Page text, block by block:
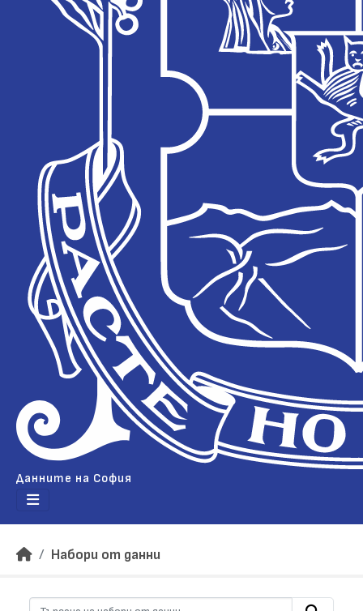
Данните на София
Набори от данни